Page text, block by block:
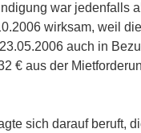
war jedenfalls
wirksam, weil
auch in
€ aus der
sich darauf beruft,